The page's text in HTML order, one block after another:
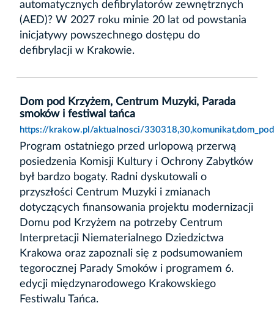
automatycznych defibrylatorów zewnętrznych
(AED)? W 2027 roku minie 20 lat od powstania
inicjatywy powszechnego dostępu do
defibrylacji w Krakowie.
Dom pod Krzyżem, Centrum Muzyki, Parada
smoków i festiwal tańca
https://krakow.pl/aktualnosci/
Program ostatniego przed urlopową przerwą
posiedzenia Komisji Kultury i Ochrony Zabytków
był bardzo bogaty. Radni dyskutowali o
przyszłości Centrum Muzyki i zmianach
dotyczących finansowania projektu modernizacji
Domu pod Krzyżem na potrzeby Centrum
Interpretacji Niematerialnego Dziedzictwa
Krakowa oraz zapoznali się z podsumowaniem
tegorocznej Parady Smoków i programem 6.
edycji międzynarodowego Krakowskiego
Festiwalu Tańca.